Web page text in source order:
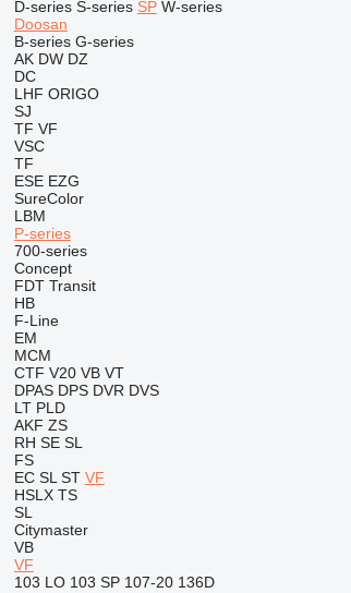
D-series S-series SP W-series
Doosan
B-series G-series
AK DW DZ
DC
LHF ORIGO
SJ
TF VF
VSC
TF
ESE EZG
SureColor
LBM
P-series
700-series
Concept
FDT Transit
HB
F-Line
EM
MCM
CTF V20 VB VT
DPAS DPS DVR DVS
LT PLD
AKF ZS
RH SE SL
FS
EC SL ST VF
HSLX TS
SL
Citymaster
VB
VF
103 LO 103 SP 107-20 136D